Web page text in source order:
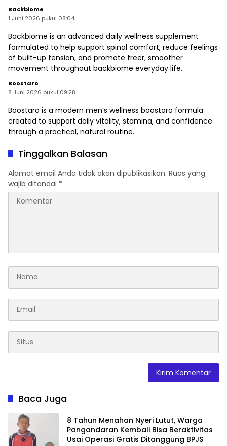
Backbiome
1 Juni 2026 pukul 08:04
Backbiome is an advanced daily wellness supplement
formulated to help support spinal comfort, reduce feelings
of built-up tension, and promote freer, smoother
movement throughout backbiome everyday life.
Boostaro
8 Juni 2026 pukul 09:28
Boostaro is a modern men’s wellness boostaro formula
created to support daily vitality, stamina, and confidence
through a practical, natural routine.
Tinggalkan Balasan
Alamat email Anda tidak akan dipublikasikan. Ruas yang
wajib ditandai *
Baca Juga
8 Tahun Menahan Nyeri Lutut, Warga
Pangandaran Kembali Bisa Beraktivitas
Usai Operasi Gratis Ditanggung BPJS